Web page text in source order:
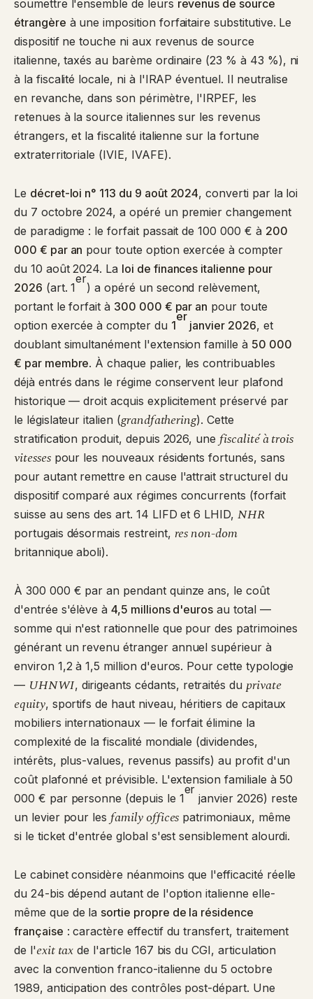
soumettre l'ensemble de leurs revenus de source
étrangère à une imposition forfaitaire substitutive. Le
dispositif ne touche ni aux revenus de source
italienne, taxés au barème ordinaire (23 % à 43 %), ni
à la fiscalité locale, ni à l'IRAP éventuel. Il neutralise
en revanche, dans son périmètre, l'IRPEF, les
retenues à la source italiennes sur les revenus
étrangers, et la fiscalité italienne sur la fortune
extraterritoriale (IVIE, IVAFE).
Le décret-loi n° 113 du 9 août 2024, converti par la loi
du 7 octobre 2024, a opéré un premier changement
de paradigme : le forfait passait de 100 000 € à 200
000 € par an pour toute option exercée à compter
du 10 août 2024. La loi de finances italienne pour
2026 (art. 1
er
) a opéré un second relèvement,
portant le forfait à 300 000 € par an pour toute
option exercée à compter du 1
er
janvier 2026, et
doublant simultanément l'extension famille à 50 000
€ par membre. À chaque palier, les contribuables
déjà entrés dans le régime conservent leur plafond
historique — droit acquis explicitement préservé par
le législateur italien (grandfathering). Cette
stratification produit, depuis 2026, une fiscalité à trois
vitessespour les nouveaux résidents fortunés, sans
pour autant remettre en cause l'attrait structurel du
dispositif comparé aux régimes concurrents (forfait
suisse au sens des art. 14 LIFD et 6 LHID, NHR
portugais désormais restreint, res non-dom
britannique aboli).
À 300 000 € par an pendant quinze ans, le coût
d'entrée s'élève à4,5 millions d'euros au total —
somme qui n'est rationnelle que pour des patrimoines
générant un revenu étranger annuel supérieur à
environ 1,2 à 1,5 million d'euros. Pour cette typologie
— UHNWI, dirigeants cédants, retraités du private
equity, sportifs de haut niveau, héritiers de capitaux
mobiliers internationaux — le forfait élimine la
complexité de la fiscalité mondiale (dividendes,
intérêts, plus-values, revenus passifs) au profit d'un
coût plafonné et prévisible. L'extension familiale à 50
000 € par personne (depuis le 1
er
janvier 2026) reste
un levier pour les family offices patrimoniaux, même
si le ticket d'entrée global s'est sensiblement alourdi.
Le cabinet considère néanmoins que l'efficacité réelle
du 24-bis dépend autant de l'option italienne elle-
même que de la sortie propre de la résidence
française : caractère effectif du transfert, traitement
de l'exit tax de l'article 167 bis du CGI, articulation
avec la convention franco-italienne du 5 octobre
1989, anticipation des contrôles post-départ. Une